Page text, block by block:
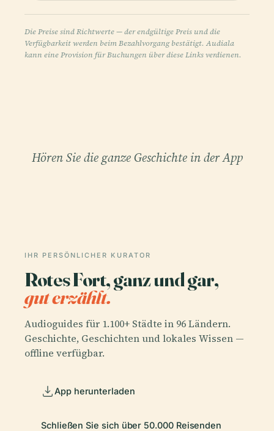
Die Preise sind Richtwerte — der endgültige Preis und die
Verfügbarkeit werden beim Bezahlvorgang bestätigt. Audiala
kann eine Provision für Buchungen über diese Links verdienen.
Hören Sie die ganze Geschichte in der App
IHR PERSÖNLICHER KURATOR
Rotes Fort, ganz und gar,
gut erzählt.
Audioguides für 1.100+ Städte in 96 Ländern.
Geschichte, Geschichten und lokales Wissen —
offline verfügbar.
App herunterladen
Schließen Sie sich über 50.000 Reisenden